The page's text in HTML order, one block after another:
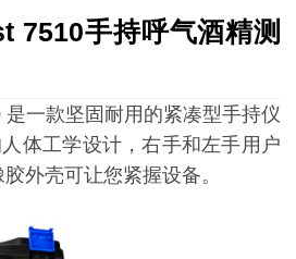
7510手持呼气酒精测
一款坚固耐用的紧凑型手持仪
体工学设计，右手和左手用户
外壳可让您紧握设备。